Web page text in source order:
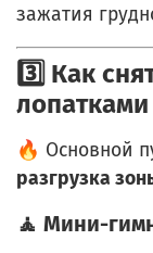
зажатия
3️⃣ Как
лопатками
🔥 Основной
разгрузка
🧘 Мини-